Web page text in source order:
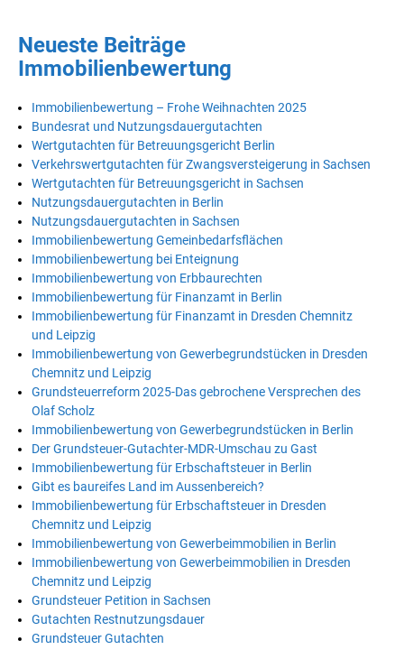
Neueste Beiträge
Immobilienbewertung
Immobilienbewertung – Frohe Weihnachten 2025
Bundesrat und Nutzungsdauergutachten
Wertgutachten für Betreuungsgericht Berlin
Verkehrswertgutachten für Zwangsversteigerung in Sachsen
Wertgutachten für Betreuungsgericht in Sachsen
Nutzungsdauergutachten in Berlin
Nutzungsdauergutachten in Sachsen
Immobilienbewertung Gemeinbedarfsflächen
Immobilienbewertung bei Enteignung
Immobilienbewertung von Erbbaurechten
Immobilienbewertung für Finanzamt in Berlin
Immobilienbewertung für Finanzamt in Dresden Chemnitz
und Leipzig
Immobilienbewertung von Gewerbegrundstücken in Dresden
Chemnitz und Leipzig
Grundsteuerreform 2025-Das gebrochene Versprechen des
Olaf Scholz
Immobilienbewertung von Gewerbegrundstücken in Berlin
Der Grundsteuer-Gutachter-MDR-Umschau zu Gast
Immobilienbewertung für Erbschaftsteuer in Berlin
Gibt es baureifes Land im Aussenbereich?
Immobilienbewertung für Erbschaftsteuer in Dresden
Chemnitz und Leipzig
Immobilienbewertung von Gewerbeimmobilien in Berlin
Immobilienbewertung von Gewerbeimmobilien in Dresden
Chemnitz und Leipzig
Grundsteuer Petition in Sachsen
Gutachten Restnutzungsdauer
Grundsteuer Gutachten